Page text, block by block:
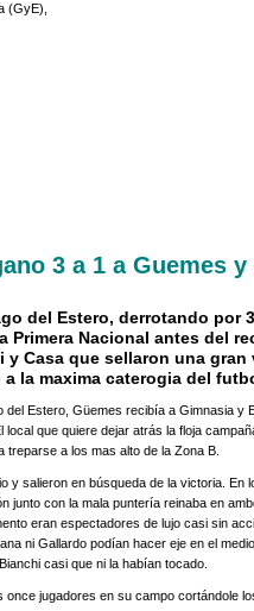
(GyE),
3 a 1 a Guemes
del Estero, derrotando por
Primera Nacional antes del
Casa que sellaron una gran
la maxima caterogia del
del Estero, Güemes recibía a Gimnasia y
que quiere dejar atrás la floja
a los mas alto de la Zona B.
y salieron en búsqueda de la victoria. En
junto con la mala puntería reinaba en
eran espectadores de lujo casi sin
ni Gallardo podían hacer eje en el
casi que ni la habían tocado.
jugadores en su campo cortándole